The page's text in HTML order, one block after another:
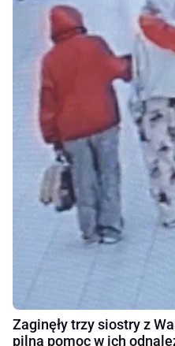
Zaginęły trzy siostry z
pilną pomoc w ich